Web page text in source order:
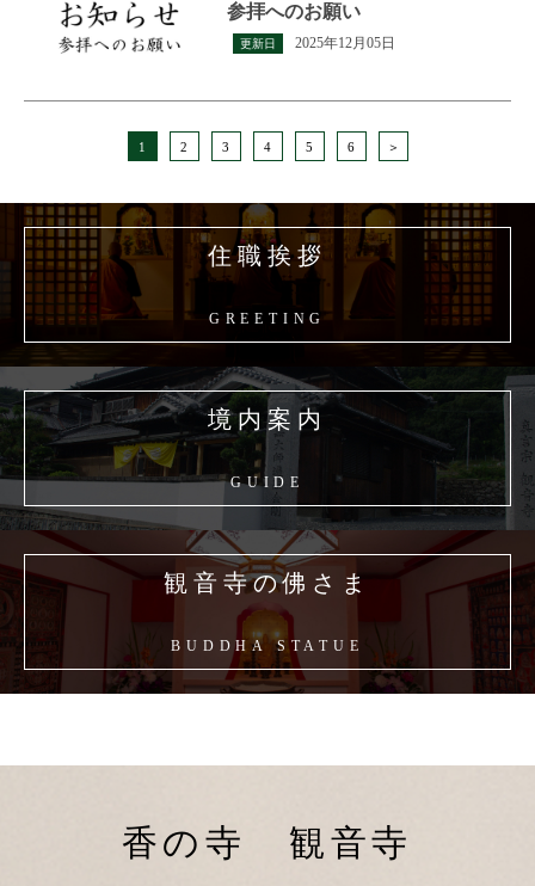
参拝へのお願い
更新日 2025年12月05日
1 2 3 4 5 6 ＞
住職挨拶
GREETING
境内案内
GUIDE
観音寺の佛さま
BUDDHA STATUE
香の寺 観音寺